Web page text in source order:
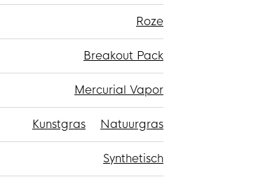
Roze
Breakout Pack
Mercurial Vapor
Kunstgras Natuurgras
Synthetisch